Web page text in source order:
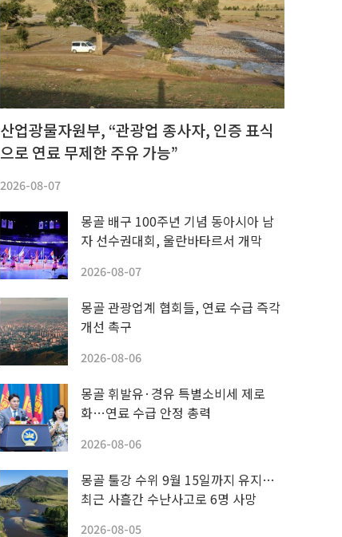
산업광물자원부, “관광업 종사자, 인증 표식
으로 연료 무제한 주유 가능”
2026-08-07
몽골 배구 100주년 기념 동아시아 남
자 선수권대회, 울란바타르서 개막
2026-08-07
몽골 관광업계 협회들, 연료 수급 즉각
개선 촉구
2026-08-06
몽골 휘발유·경유 특별소비세 제로
화…연료 수급 안정 총력
2026-08-06
몽골 툴강 수위 9월 15일까지 유지…
최근 사흘간 수난사고로 6명 사망
2026-08-05